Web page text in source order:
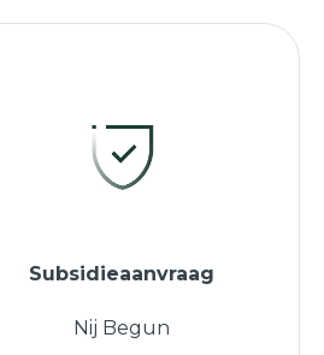
Subsidieaanvraag
Nij Begun